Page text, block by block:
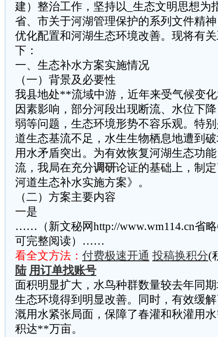
建）整治工作，坚持以_生态文明思想为
省、市关于河湖管理保护的系列文件精
优化配置和河湖生态环境改善。现将有
下：
一、生态补水方案实施情况
（一）背景及必要性
我县地处**流域中游，近年来受气候变
因素影响，部分河段出现断流、水位下
弱等问题，生态环境形势不容乐观。特
道生态基流不足，水生生物栖息地遭到
用水矛盾突出。为有效恢复河湖生态功
流，我局在充分调研论证的基础上，制
河道生态补水实施方案》。
（二）方案主要内容
‌一是
……（新文秘网http://www.wm114.cn省
可完整阅读）……
看全文方法： 付费极速开通 投稿换积分(
陆 用订单找账号
面积明显扩大，水鸟种群数量较去年同
生态环境得到明显改善。同时，有效缓
溉用水紧张局面，保障了春灌和秋灌用
积达**万亩。